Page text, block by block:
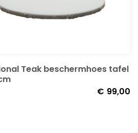
Teak beschermhoes tafel
€ 99,00